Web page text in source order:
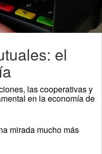
el
las cooperativas y
en la economía de
mirada mucho más